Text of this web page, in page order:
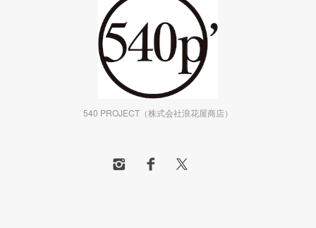
540 PROJECT（株式会社浪花屋商店）